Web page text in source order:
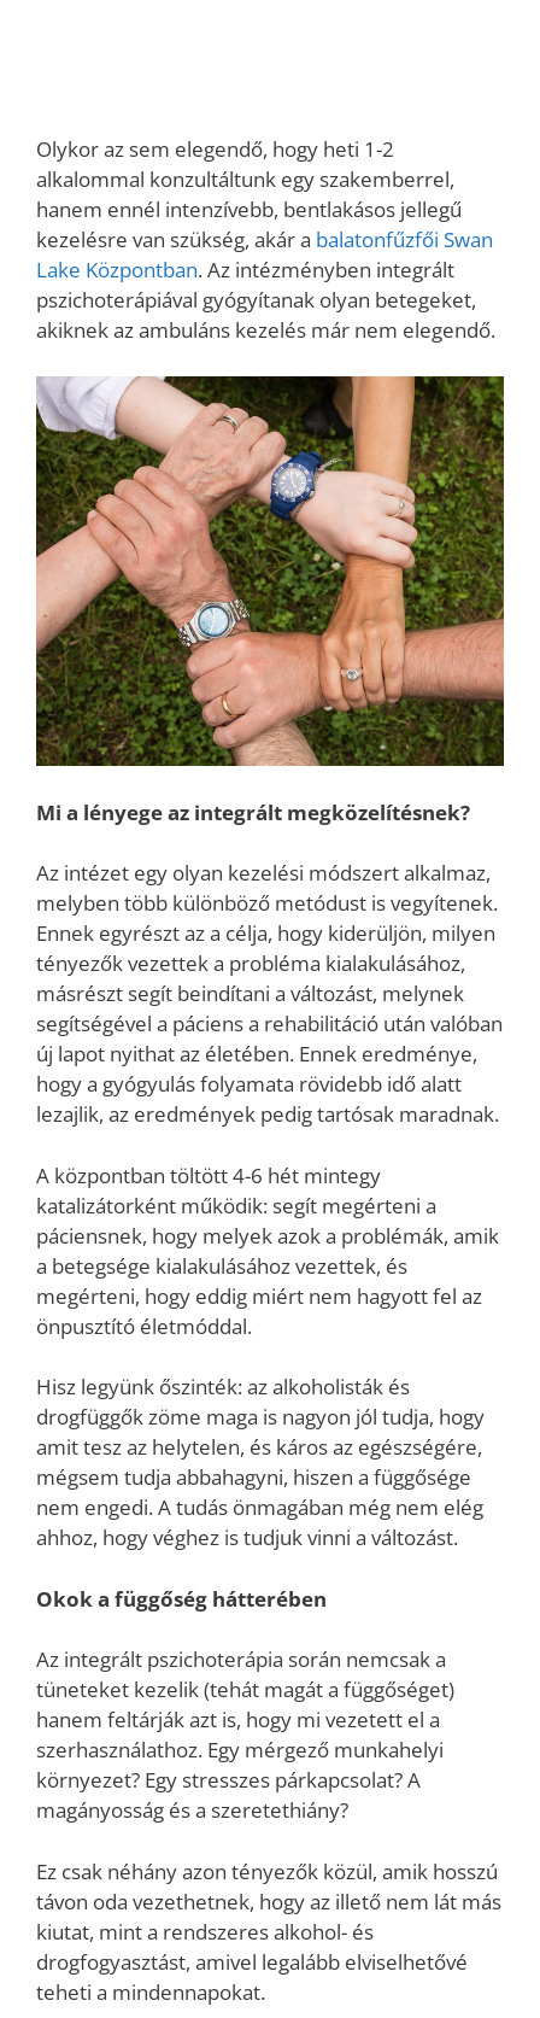
Olykor az sem elegendő, hogy heti 1-2
alkalommal konzultáltunk egy szakemberrel,
hanem ennél intenzívebb, bentlakásos jellegű
kezelésre van szükség, akár a balatonfűzfői Swan
Lake Központban. Az intézményben integrált
pszichoterápiával gyógyítanak olyan betegeket,
akiknek az ambuláns kezelés már nem elegendő.
Mi a lényege az integrált megközelítésnek?
Az intézet egy olyan kezelési módszert alkalmaz,
melyben több különböző metódust is vegyítenek.
Ennek egyrészt az a célja, hogy kiderüljön, milyen
tényezők vezettek a probléma kialakulásához,
másrészt segít beindítani a változást, melynek
segítségével a páciens a rehabilitáció után valóban
új lapot nyithat az életében. Ennek eredménye,
hogy a gyógyulás folyamata rövidebb idő alatt
lezajlik, az eredmények pedig tartósak maradnak.
A központban töltött 4-6 hét mintegy
katalizátorként működik: segít megérteni a
páciensnek, hogy melyek azok a problémák, amik
a betegsége kialakulásához vezettek, és
megérteni, hogy eddig miért nem hagyott fel az
önpusztító életmóddal.
Hisz legyünk őszinték: az alkoholisták és
drogfüggők zöme maga is nagyon jól tudja, hogy
amit tesz az helytelen, és káros az egészségére,
mégsem tudja abbahagyni, hiszen a függősége
nem engedi. A tudás önmagában még nem elég
ahhoz, hogy véghez is tudjuk vinni a változást.
Okok a függőség hátterében
Az integrált pszichoterápia során nemcsak a
tüneteket kezelik (tehát magát a függőséget)
hanem feltárják azt is, hogy mi vezetett el a
szerhasználathoz. Egy mérgező munkahelyi
környezet? Egy stresszes párkapcsolat? A
magányosság és a szeretethiány?
Ez csak néhány azon tényezők közül, amik hosszú
távon oda vezethetnek, hogy az illető nem lát más
kiutat, mint a rendszeres alkohol- és
drogfogyasztást, amivel legalább elviselhetővé
teheti a mindennapokat.